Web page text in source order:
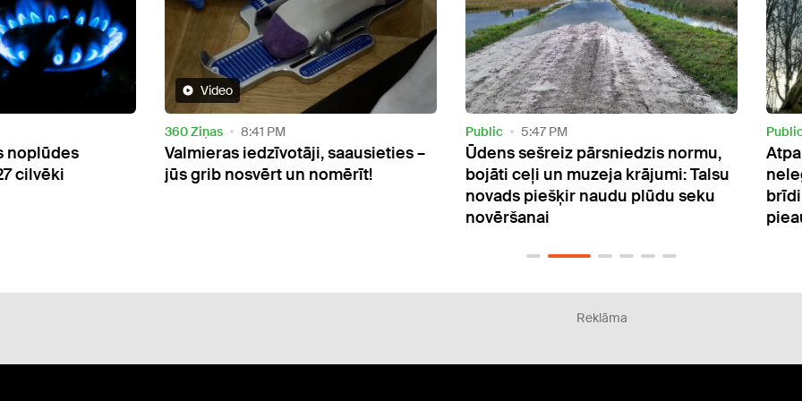
saausieties –
Public 5:47 PM
Ūdens sešreiz pārsniedzis normu,
bojāti ceļi un muzeja krājumi: Talsu
Public 4:16 PM
Atpakaļ uz Latviju: Igaunija sākusi
nelegālo migrantu atdošanu un
brīdina par migrācijas spiediena
pieaugumu
Reklāma